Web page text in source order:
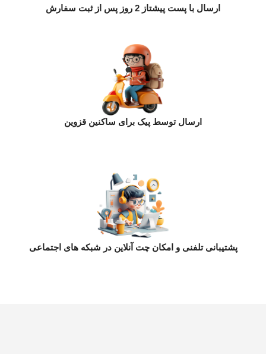
ارسال با پست پیشتاز 2 روز پس از ثبت سفارش
ارسال توسط پیک برای ساکنین قزوین
پشتیبانی تلفنی و امکان چت آنلاین در شبکه های اجتماعی